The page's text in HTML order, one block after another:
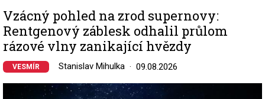
Vzácný pohled na zrod supernovy:
Rentgenový záblesk odhalil průlom
rázové vlny zanikající hvězdy
VESMÍR Stanislav Mihulka 09.08.2026
Image